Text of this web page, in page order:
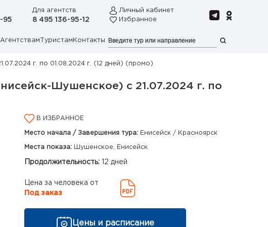
95
Для агентств
8 495 136-95-12
Личный кабинет
Избранное
Агентствам Туристам Контакты
г. по 01.08.2024 г. (12 дней) (промо)
Шушенское) с 21.07.2024 г. по
В ИЗБРАННОЕ
Место начала / Завершения тура: Енисейск / Красноярск
Места показа: Шушенское, Енисейск
Продолжительность: 12 дней
Цена за человека от
Под заказ
Цены и расписание